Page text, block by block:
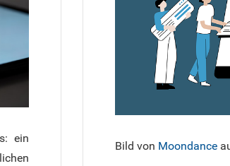
ein
Bild von Moondance